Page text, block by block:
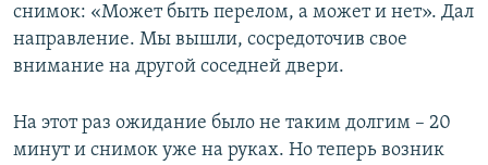
снимок: «Может быть перелом, а может и нет». Дал
направление. Мы вышли, сосредоточив свое
внимание на другой соседней двери.
На этот раз ожидание было не таким долгим – 20
минут и снимок уже на руках. Но теперь возник